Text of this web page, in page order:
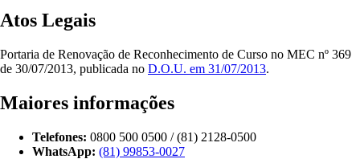
Atos Legais
Portaria de Renovação de Reconhecimento de Curso no MEC nº 369
de 30/07/2013, publicada no D.O.U. em 31/07/2013.
Maiores informações
Telefones: 0800 500 0500 / (81) 2128-0500
WhatsApp: (81) 99853-0027